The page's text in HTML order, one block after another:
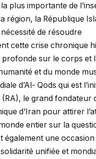
plus importante de
région, la République
de résoudre
cette crise chronique
profonde sur le corps et
et du monde
d’Al- Qods qui est
(RA), le grand fondateur
d’Iran pour attirer
entier sur la
également une
unifiée et